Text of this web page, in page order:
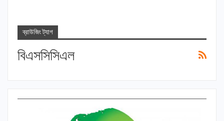
ব্রাউজিং ট্যাগ
বিএসসিসিএল